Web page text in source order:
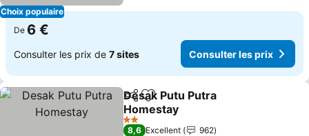
Choix populaire
De 6 €
Consulter les prix de 7 sites Consulter les prix
PartagerAjouter à mes favoris
Desak Putu Putra
Homestay
Consulter les prix
2 Étoiles
8,6 Excellent
962